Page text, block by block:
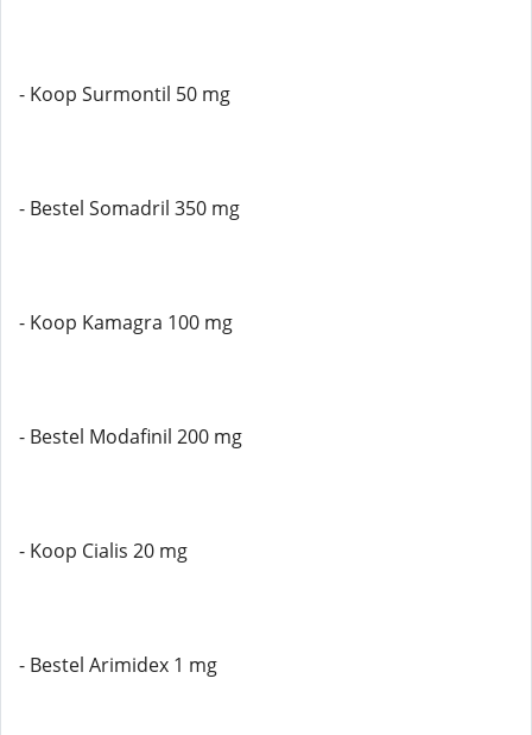
- Koop Surmontil 50 mg
- Bestel Somadril 350 mg
- Koop Kamagra 100 mg
- Bestel Modafinil 200 mg
- Koop Cialis 20 mg
- Bestel Arimidex 1 mg